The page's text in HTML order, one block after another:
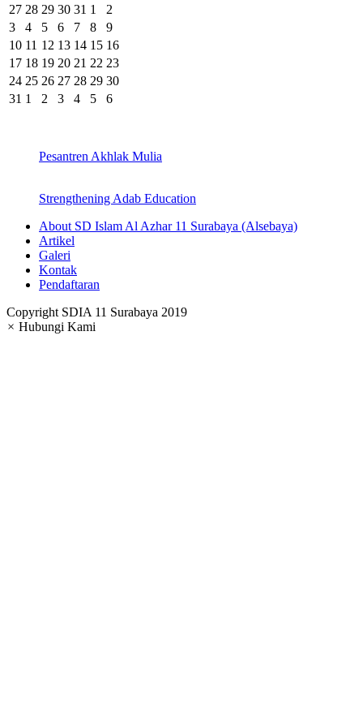
27 28 29 30 31 1
2
3
4 5 6 7 8
9
10 11 12 13 14 15 16
17 18 19 20 21 22 23
24 25 26 27 28 29 30
31 1 2 3 4 5 6
Pesantren Akhlak Mulia
Strengthening Adab Education
About SD Islam Al Azhar 11 Surabaya (Alsebaya)
Artikel
Galeri
Kontak
Pendaftaran
Copyright SDIA 11 Surabaya 2019
× Hubungi Kami